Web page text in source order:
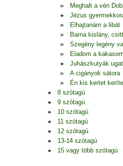
Meghalt a vén
Jézus
Elhajtanám a libát
Barna kislány,
Szegény legény
Eladom a kakasom
Juhászkutyák
A cigányok sátora
Én kis kertet
8 szótagú
9 szótagú
10 szótagú
11 szótagú
12 szótagú
13-14 szótagú
15 vagy több szótagú